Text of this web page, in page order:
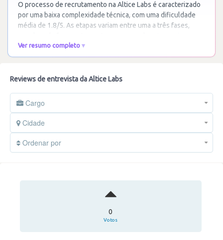
O processo de recrutamento na Altice Labs é caracterizado
por uma baixa complexidade técnica, com uma dificuldade
média de 1.8/5. As etapas variam entre uma a três fases,
Ver resumo completo
Reviews de entrevista da Altice Labs
Cargo
Cidade
Ordenar por
0
Votos